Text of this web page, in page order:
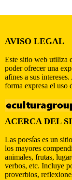
AVISO LEGAL
Este sitio web utiliza
poder ofrecer una
afines a sus
forma expresa el uso
ACERCA DEL
Las poesías es un
los mayores
animales, frutas,
verbos, etc. Incluye
proverbios,